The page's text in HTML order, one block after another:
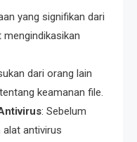
yang signifikan dari
mengindikasikan
dari orang lain
keamanan file.
: Sebelum
alat antivirus